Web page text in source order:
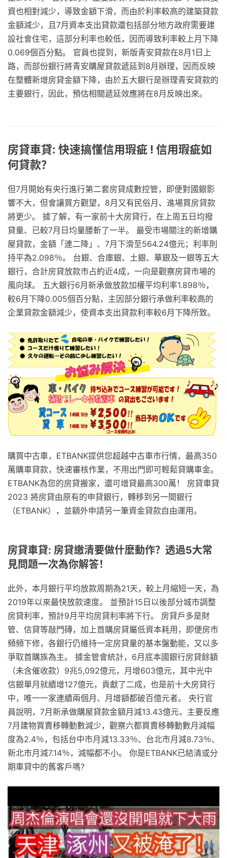
資也相對減少，導致金額下滑，而由於利率較高的建築貸款
金額減少，且7月資本支出貸款還包括部分地方政府需要建
設社會住宅，這部分利率也較低，因而導致利率較上月下降
0.069個百分點。 官員也提到，新版青安貸款在8月1日上
路，而部份銀行將青安購屋貸款遞延到8月辦理，因而反映
在整體新增房貸金額下降，由於五大銀行是辦理青安貸款的
主要銀行，因此，預估相關遞延效應將在8月反映出來。
房貸車貸: 快速搞懂信用瑕疵 ! 信用瑕疵如
何貸款？
但7月開始有央行進行第二套房貸成數控管，即便對國銀影
響不大，但會讓買方觀望，8月又有民俗月、進場買房貸款
將更少。 據了解，有一家前十大房貸行，在上周五日均撥
貸量、已較7月日均量腰斬了一半。 最受市場關注的新增購
屋貸款，金額「連二降」、7月下滑至564.24億元；利率則
持平為2.098％。 台銀、合庫銀、土銀、華銀及一銀等五大
銀行，合計房貸放款市占約近4成，一向是觀察房貸市場的
風向球。 五大銀行6月新承做放款加權平均利率1.898％，
較6月下降0.005個百分點，主因部分銀行承做利率較高的
企業貸款金額減少，使資本支出貸款利率較6月下降所致。
購買中古車，ETBANK提供您超越中古車市行情，最高350
萬購車貸款，快速審核作業，不用出門即可輕鬆貸購車金。
ETBANK為您的房貸搬家，還可增貸最高300萬！ 房貸車貸
2023 將房貸由原有的申貸銀行，轉移到另一間銀行
（ETBANK），並額外申請另一筆資金貸款自由運用。
房貸車貸: 房貸繳清要做什麼動作？透過5大常
見問題一次為你解答！
此外，本月銀行平均放款周期為21天，較上月縮短一天，為
2019年以來最快放款速度。 並預計15日以後部分城市調整
房貸利率，預計9月平均房貸利率將下行。 房貸戶多是財
管、信貸等敲門磚，加上首購房貸屬低資本耗用，即便房市
頻頻下修，各銀行仍維持一定房貸量的基本盤動能，又以多
爭取首購族為主。 據金管會統計，6月底本國銀行房貸餘額
（未含催收款）9兆5,092億元，月增603億元，其中光中
信銀單月就續增127億元，貢獻了二成，也是前十大房貸行
中，唯一一家連續兩個月、月增額都破百億元者。 央行官
員說明，7月新承做購屋貸款金額月減13.43億元，主要反應
7月建物買賣移轉動數減少，觀察六都買賣移轉動數月減幅
度為2.4％，包括台中市月減13.33％、台北市月減8.73％、
新北市月減7.14％，減幅都不小。 你是ETBANK已結清或分
期車貸中的舊客戶嗎?